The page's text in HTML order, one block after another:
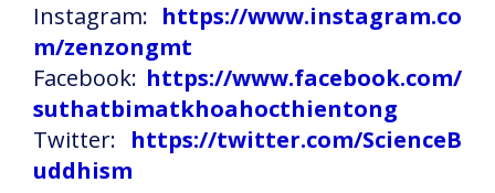
Instagram: https://www.instagram.co
m/zenzongmt
Facebook: https://www.facebook.com/
suthatbimatkhoahocthientong
Twitter: https://twitter.com/ScienceB
uddhism